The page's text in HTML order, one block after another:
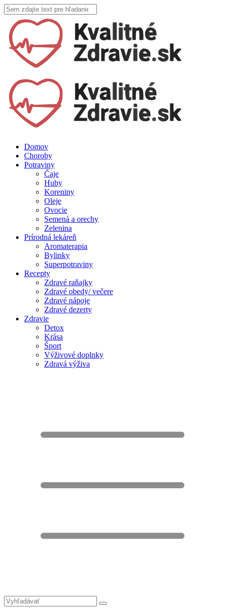
Domov
Choroby
Potraviny
Čaje
Huby
Koreniny
Oleje
Ovocie
Semená a orechy
Zelenina
Prírodná lekáreň
Aromaterapia
Bylinky
Superpotraviny
Recepty
Zdravé raňajky
Zdravé obedy/ večere
Zdravé nápoje
Zdravé dezerty
Zdravie
Detox
Krása
Šport
Výživové doplnky
Zdravá výživa